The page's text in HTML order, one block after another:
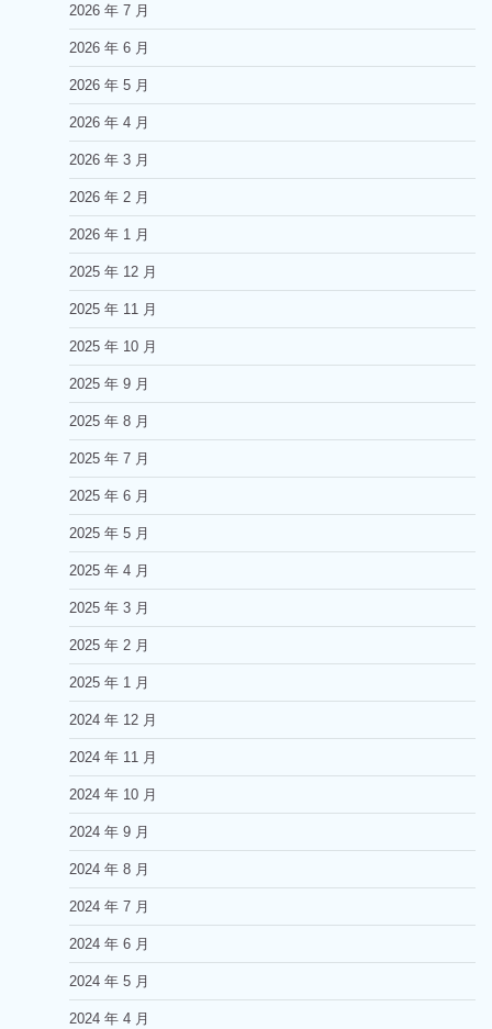
2026 年 7 月
2026 年 6 月
2026 年 5 月
2026 年 4 月
2026 年 3 月
2026 年 2 月
2026 年 1 月
2025 年 12 月
2025 年 11 月
2025 年 10 月
2025 年 9 月
2025 年 8 月
2025 年 7 月
2025 年 6 月
2025 年 5 月
2025 年 4 月
2025 年 3 月
2025 年 2 月
2025 年 1 月
2024 年 12 月
2024 年 11 月
2024 年 10 月
2024 年 9 月
2024 年 8 月
2024 年 7 月
2024 年 6 月
2024 年 5 月
2024 年 4 月